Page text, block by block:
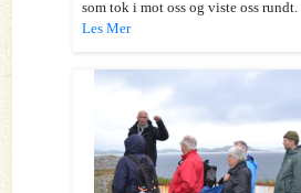
som tok i mot oss og viste oss rundt.
Les Mer